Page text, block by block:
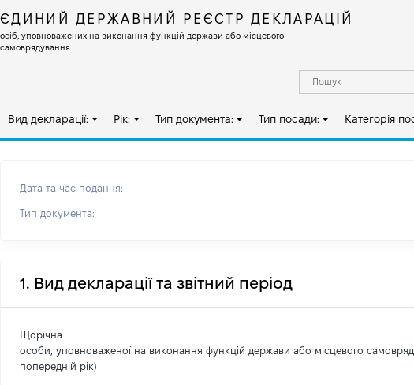
ЄДИНИЙ ДЕРЖАВНИЙ РЕЄСТР ДЕКЛАРАЦІЙ
осіб, уповноважених на виконання функцій держави або місцевого
самоврядування
Вид декларації: Рік: Тип документа: Тип посади: Категорія
Дата та час подання:
Тип документа:
1. Вид декларації та звітний період
Щорічна
особи, уповноваженої на виконання функцій держави або місцевого
попередній рік)